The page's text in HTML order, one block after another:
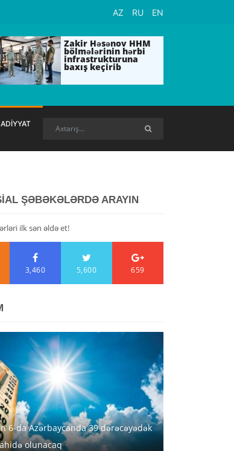
AZ RU EN
Zakir Həsənov HHM
bölmələrinin hərbi
infrastrukturuna
baxış keçirib
ŞƏBƏKƏLƏRDƏ ARAYIN
ilk sən əldə et!
3,460 5,600 659
6-da Azərbaycanda 39 dərəcəyədək
olunacaq